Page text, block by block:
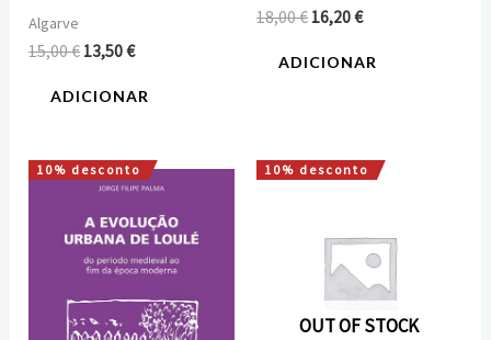
Algarve
15,00€ 13,50€
ADICIONAR
18,00€ 16,20€
ADICIONAR
10% desconto
O
original
era:
12,72 €.
O
atual
é:
11,45 €.
10% desconto
OUT OF STOCK
O
era:
32,50 €.
O
é:
29,25 €.